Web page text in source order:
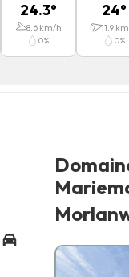
24.3°
8.6km/h
0%
24°
11.9
0%